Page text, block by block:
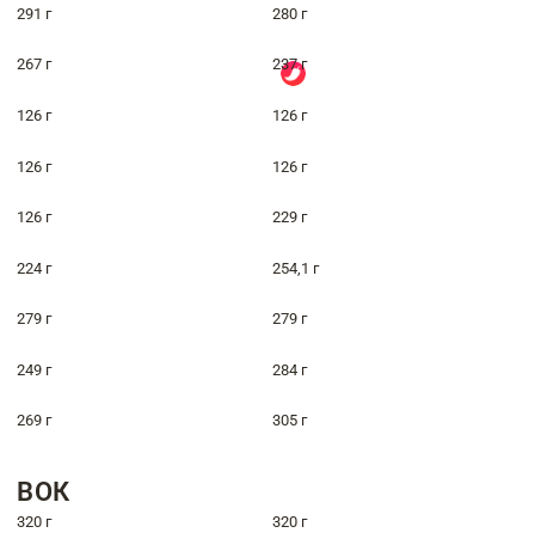
291 г 280 г
267 г 237 г
126 г 126 г
126 г 126 г
126 г 229 г
224 г 254,1 г
279 г 279 г
249 г 284 г
269 г 305 г
ВОК
320 г 320 г